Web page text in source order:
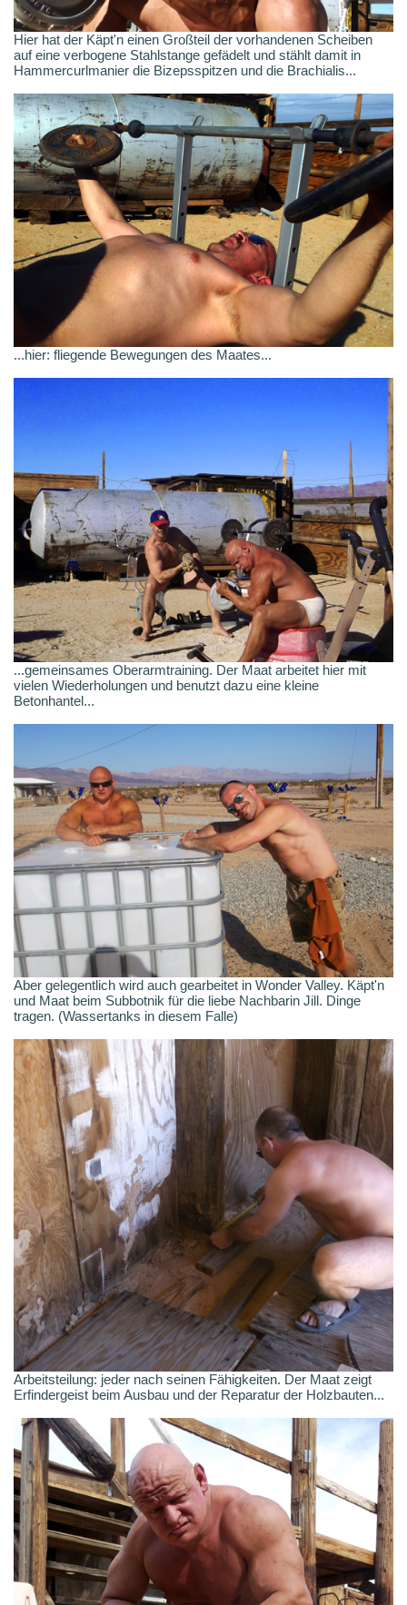
Hier hat der Käpt'n einen Großteil der vorhandenen Scheiben
auf eine verbogene Stahlstange gefädelt und stählt damit in
Hammercurlmanier die Bizepsspitzen und die Brachialis...
...hier: fliegende Bewegungen des Maates...
...gemeinsames Oberarmtraining. Der Maat arbeitet hier mit
vielen Wiederholungen und benutzt dazu eine kleine
Betonhantel...
Aber gelegentlich wird auch gearbeitet in Wonder Valley. Käpt'n
und Maat beim Subbotnik für die liebe Nachbarin Jill. Dinge
tragen. (Wassertanks in diesem Falle)
Arbeitsteilung: jeder nach seinen Fähigkeiten. Der Maat zeigt
Erfindergeist beim Ausbau und der Reparatur der Holzbauten...